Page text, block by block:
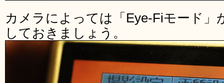
カメラによっては「Eye-Fiモード」
しておきましょう。